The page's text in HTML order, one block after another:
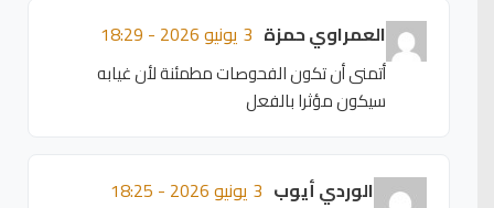
العمراوي حمزة 3 يونيو 2026 - 18:29
أتمنى أن تكون الفحوصات مطمئنة لأن غيابه
سيكون مؤثرا بالفعل
الوردي أيوب 3 يونيو 2026 - 18:25